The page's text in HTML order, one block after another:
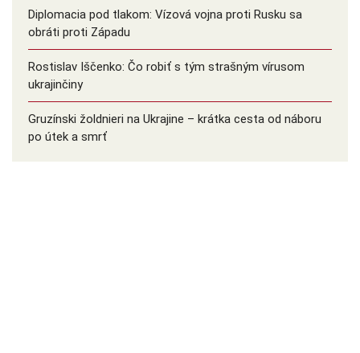
Diplomacia pod tlakom: Vízová vojna proti Rusku sa
obráti proti Západu
Rostislav Iščenko: Čo robiť s tým strašným vírusom
ukrajinčiny
Gruzínski žoldnieri na Ukrajine – krátka cesta od náboru
po útek a smrť